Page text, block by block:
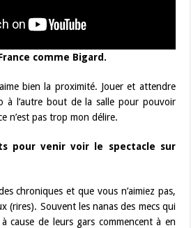
comme Bigard.
bien la proximité. Jouer et attendre
à l’autre bout de la salle pour pouvoir
n’est pas trop mon délire.
pour venir voir le spectacle sur
chroniques et que vous n’aimiez pas,
(rires). Souvent les nanas des mecs qui
cause de leurs gars commencent à en